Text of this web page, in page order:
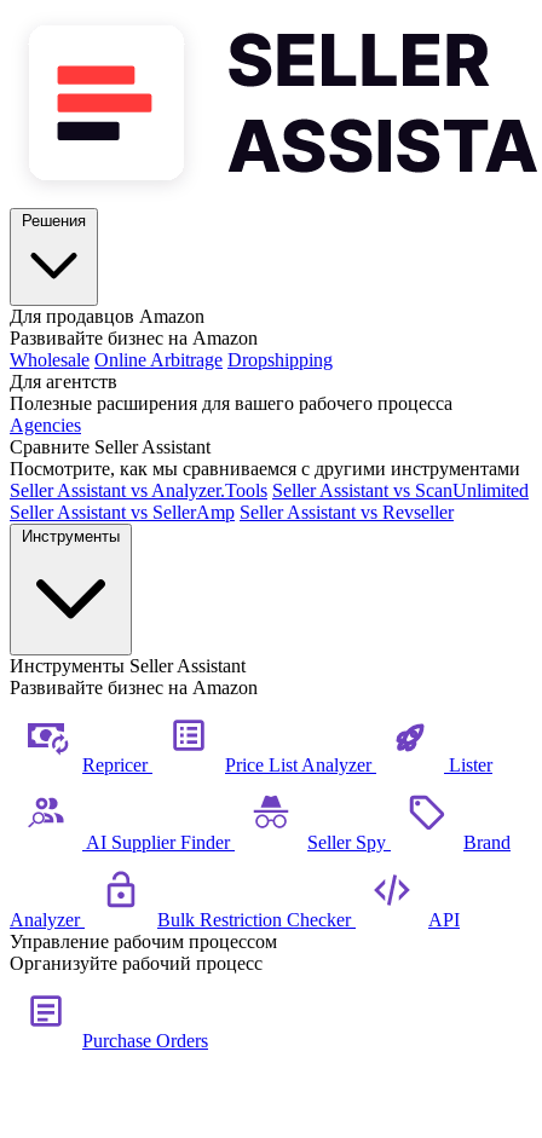
Для продавцов Amazon
Развивайте бизнес на Amazon
Wholesale Online Arbitrage Dropshipping
Для агентств
Полезные расширения для вашего рабочего процесса
Agencies
Сравните Seller Assistant
Посмотрите, как мы сравниваемся с другими инструментами
Seller Assistant vs Analyzer.Tools Seller Assistant vs ScanUnlimited
Seller Assistant vs SellerAmp Seller Assistant vs Revseller
Инструменты Seller Assistant
Развивайте бизнес на Amazon
Repricer Price List Analyzer Lister
AI Supplier Finder Seller Spy Brand
Analyzer Bulk Restriction Checker
API
Управление рабочим процессом
Организуйте рабочий процесс
Purchase Orders